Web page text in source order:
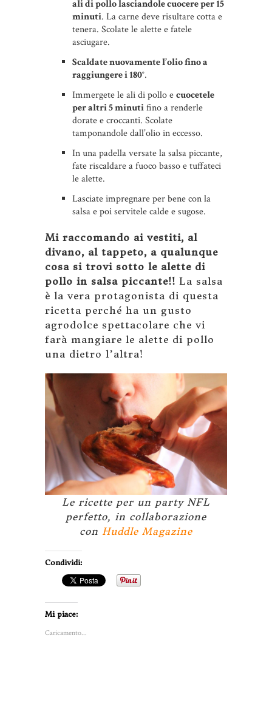
ali di pollo lasciandole cuocere per 15
minuti. La carne deve risultare cotta e
tenera. Scolate le alette e fatele
asciugare.
Scaldate nuovamente l’olio fino a
raggiungere i 180°.
Immergete le ali di pollo ecuocetele
per altri 5 minutifino a renderle
dorate e croccanti. Scolate
tamponandole dall’olio in eccesso.
In una padella versate la salsa piccante,
fate riscaldare a fuoco basso e tuffateci
le alette.
Lasciate impregnare per bene con la
salsa e poi servitele calde e sugose.
Mi raccomando ai vestiti, al
divano, al tappeto, a qualunque
cosa si trovi sotto le alette di
pollo in salsa piccante!! La salsa
è la vera protagonista di questa
ricetta perché ha un gusto
agrodolce spettacolare che vi
farà mangiare le alette di pollo
una dietro l’altra!
Le ricette per un party NFL
perfetto, in collaborazione
con Huddle Magazine
Condividi:
Mi piace:
Caricamento...